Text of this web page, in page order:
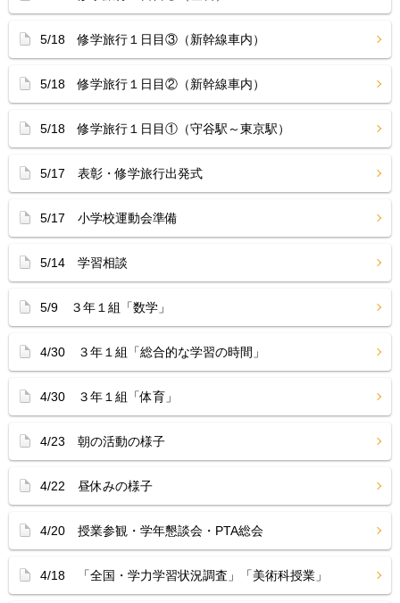
5/18 修学旅行１日目③（新幹線車内）
5/18 修学旅行１日目②（新幹線車内）
5/18 修学旅行１日目①（守谷駅～東京駅）
5/17 表彰・修学旅行出発式
5/17 小学校運動会準備
5/14 学習相談
5/9 ３年１組「数学」
4/30 ３年１組「総合的な学習の時間」
4/30 ３年１組「体育」
4/23 朝の活動の様子
4/22 昼休みの様子
4/20 授業参観・学年懇談会・PTA総会
4/18 「全国・学力学習状況調査」「美術科授業」